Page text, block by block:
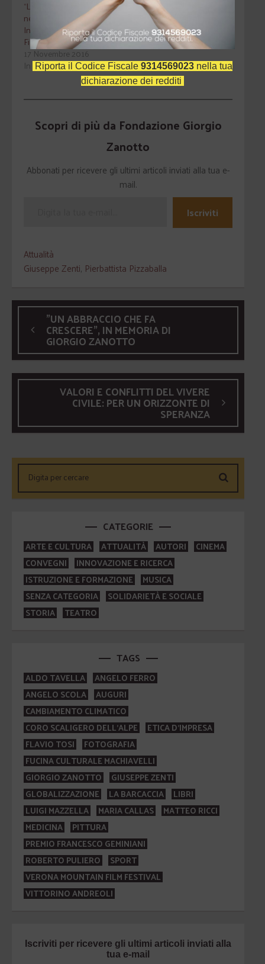
“La corsa alla terra
nell’Africa sub-sahariana”.
Incontro con Cristiana
Fiamingo
17 Novembre 2016
In "Attualità"
Scopri di più da Fondazione Giorgio
Zanotto
Abbonati per ricevere gli ultimi articoli inviati alla tua e-
mail.
Iscriviti
Attualità
Giuseppe Zenti, Pierbattista Pizzaballa
"UN ABBRACCIO CHE FA
CRESCERE", IN MEMORIA DI
GIORGIO ZANOTTO
VALORI E CONFLITTI DEL VIVERE
CIVILE: PER UN ORIZZONTE DI
SPERANZA
CATEGORIE
ARTE E CULTURA ATTUALITÀ AUTORI
CINEMA
CONVEGNI
INNOVAZIONE E RICERCA
ISTRUZIONE E FORMAZIONE
MUSICA
SENZA CATEGORIA
SOLIDARIETÀ E SOCIALE
STORIA
TEATRO
TAGS
ALDO TAVELLA
ANGELO FERRO
ANGELO SCOLA
AUGURI
CAMBIAMENTO CLIMATICO
CORO SCALIGERO DELL'ALPE
ETICA D'IMPRESA
FLAVIO TOSI
FOTOGRAFIA
FUCINA CULTURALE MACHIAVELLI
GIORGIO ZANOTTO
GIUSEPPE ZENTI
GLOBALIZZAZIONE
LA BARCACCIA
LIBRI
LUIGI MAZZELLA
MARIA CALLAS
MATTEO RICCI
MEDICINA
PITTURA
PREMIO FRANCESCO GEMINIANI
ROBERTO PULIERO
SPORT
VERONA MOUNTAIN FILM FESTIVAL
VITTORINO ANDREOLI
Iscriviti per ricevere gli ultimi articoli inviati alla
tua e-mail
Riporta il Codice Fiscale 9314569023 nella tua
dichiarazione dei redditi